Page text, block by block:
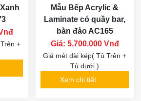
+
Mẫu Bếp Acrylic &
Laminate có quầy bar,
bàn đảo AC165
Giá: 5.700.000 Vnđ
Giá mét dài kép( Tủ Trên +
Tủ dưới )
Xem chi tiết